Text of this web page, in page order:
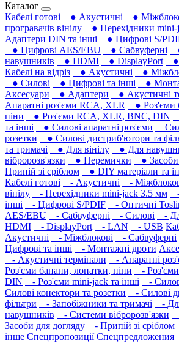
Каталог
Кабелі готові
● Акустичні ●
програвачів вінілу
● Перехідники
Адаптери DIN та інші
● Цифрові S/
● Цифрові AES/EBU
● Сабвуферні
навушників‎
● HDMI ● DisplayPort ●
Кабелі на відріз
● Акустичні ●
● Силові
● Цифрові та інші
●
Аксесуари
● Адаптери ● Акустичні
Апаратні роз'єми RCA, XLR
● Роз'єми
піни
● Роз'єми RCA, XLR, BNC, DIN
та інші
● Силові апаратні роз'єми
розетки
● Силові дистриб'ютори та
та тримачі
● Для вінілу ● Для
вібророзв'язки
● Перемички ● Засоби
Припій зі сріблом
● DIY матеріали та
Кабелі готові
- Акустичні -
вінілу
- Перехідники mini-jack 3.5 мм
інші
- Цифрові S/PDIF - Оптичні
AES/EBU
- Сабвуферні - Силові -
HDMI
- DisplayPort - LAN - USB
Акустичні
- Міжблокові - Сабвуферні
Цифрові та інші
- Монтажні дроти
- Акустичні термінали
- Апаратні
Роз'єми банани, лопатки, піни
-
DIN
- Роз'єми mini-jack та інші
-
Силові конектори та розетки
- Силові
фільтри
- Запобіжники та тримачі -
навушників‎
- Системи вібророзв'язки
Засоби для догляду
- Припій зі сріблом
інше Спецпропозиції Спецпредложения